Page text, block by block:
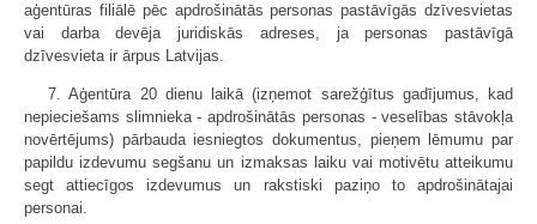
aģentūras filiālē pēc apdrošinātās personas pastāvīgās dzīvesvietas
vai darba devēja juridiskās adreses, ja personas pastāvīgā
dzīvesvieta ir ārpus Latvijas.
7. Aģentūra 20 dienu laikā (izņemot sarežģītus gadījumus, kad
nepieciešams slimnieka - apdrošinātās personas - veselības stāvokļa
novērtējums) pārbauda iesniegtos dokumentus, pieņem lēmumu par
papildu izdevumu segšanu un izmaksas laiku vai motivētu atteikumu
segt attiecīgos izdevumus un rakstiski paziņo to apdrošinātajai
personai.